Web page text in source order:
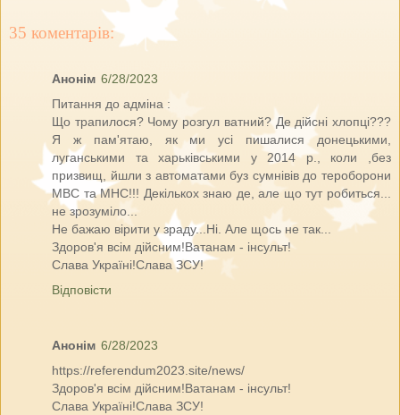
35 коментарів:
Анонім 6/28/2023
Питання до адміна :
Що трапилося? Чому розгул ватний? Де дійсні хлопці???
Я ж пам'ятаю, як ми усі пишалися донецькими,
луганськими та харьківськими у 2014 р., коли ,без
призвищ, йшли з автоматами буз сумнівів до тероборони
МВС та МНС!!! Декількох знаю де, але що тут робиться...
не зрозуміло...
Не бажаю вірити у зраду...Ні. Але щось не так...
Здоров'я всім дійсним!Ватанам - інсульт!
Слава Україні!Слава ЗСУ!
Відповісти
Анонім 6/28/2023
https://referendum2023.site/news/
Здоров'я всім дійсним!Ватанам - інсульт!
Слава Україні!Слава ЗСУ!